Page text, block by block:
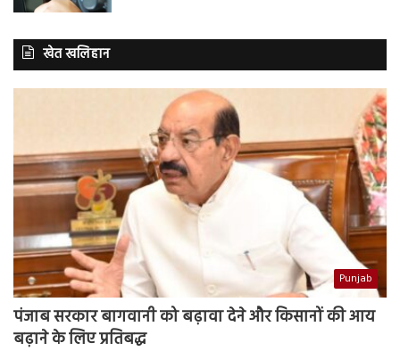
खेत खलिहान
Punjab
पंजाब सरकार बागवानी को बढ़ावा देने और किसानों की आय
बढ़ाने के लिए प्रतिबद्ध